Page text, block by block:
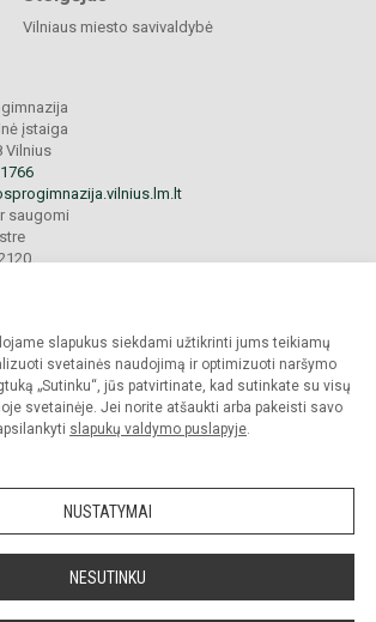
slapukus siekdami užtikrinti jums teikiamų
svetainės naudojimą ir optimizuoti naršymo
„Sutinku“, jūs patvirtinate, kad sutinkate su visų
svetainėje. Jei norite atšaukti arba pakeisti savo
slapukų valdymo puslapyje.
NUSTATYMAI
NESUTINKU
Vilniaus miesto savivaldybė
įstaiga
Vilnius
saugomi
Žemynos progimnazija. Visos teisės saugomos.
įstaigos administracijos sutikimo griežtai draudžiama.
paraiška Slapukų valdymas
atnaujinti